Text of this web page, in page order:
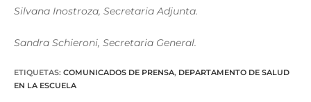
Silvana Inostroza, Secretaria Adjunta.
Sandra Schieroni, Secretaria General.
ETIQUETAS: COMUNICADOS DE PRENSA, DEPARTAMENTO DE SALUD
EN LA ESCUELA